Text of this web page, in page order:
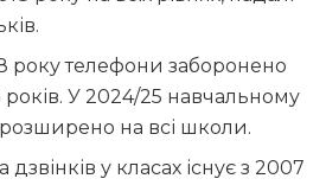
року телефони заборонено
років. У 2024/25 навчальному
на всі школи.
дзвінків у класах існує з 2007